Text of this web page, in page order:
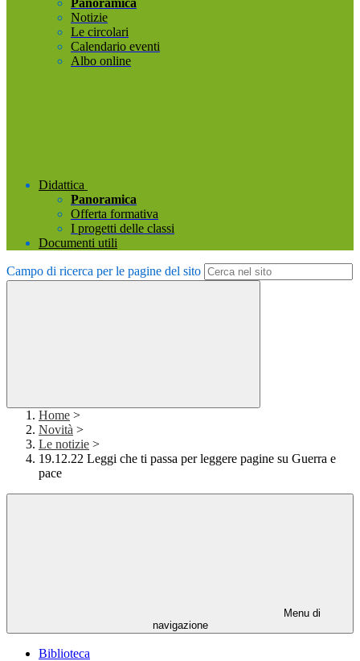
Panoramica
Notizie
Le circolari
Calendario eventi
Albo online
Didattica
Panoramica
Offerta formativa
I progetti delle classi
Documenti utili
Campo di ricerca per le pagine del sito
Home >
Novità >
Le notizie >
19.12.22 Leggi che ti passa per leggere pagine su Guerra e
pace
Menu di
navigazione
Biblioteca